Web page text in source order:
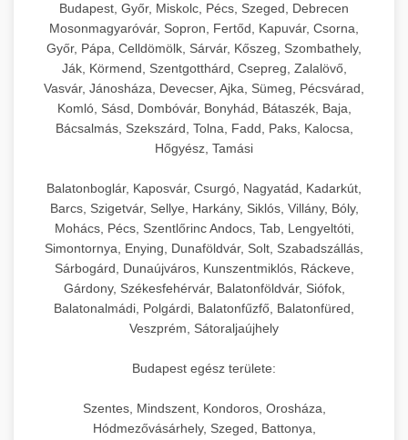
Budapest, Győr, Miskolc, Pécs, Szeged, Debrecen
Mosonmagyaróvár, Sopron, Fertőd, Kapuvár, Csorna,
Győr, Pápa, Celldömölk, Sárvár, Kőszeg, Szombathely,
Ják, Körmend, Szentgotthárd, Csepreg, Zalalövő,
Vasvár, Jánosháza, Devecser, Ajka, Sümeg, Pécsvárad,
Komló, Sásd, Dombóvár, Bonyhád, Bátaszék, Baja,
Bácsalmás, Szekszárd, Tolna, Fadd, Paks, Kalocsa,
Hőgyész, Tamási
Balatonboglár, Kaposvár, Csurgó, Nagyatád, Kadarkút,
Barcs, Szigetvár, Sellye, Harkány, Siklós, Villány, Bóly,
Mohács, Pécs, Szentlőrinc Andocs, Tab, Lengyeltóti,
Simontornya, Enying, Dunaföldvár, Solt, Szabadszállás,
Sárbogárd, Dunaújváros, Kunszentmiklós, Ráckeve,
Gárdony, Székesfehérvár, Balatonföldvár, Siófok,
Balatonalmádi, Polgárdi, Balatonfűzfő, Balatonfüred,
Veszprém, Sátoraljaújhely
Budapest egész területe:
Szentes, Mindszent, Kondoros, Orosháza,
Hódmezővásárhely, Szeged, Battonya,